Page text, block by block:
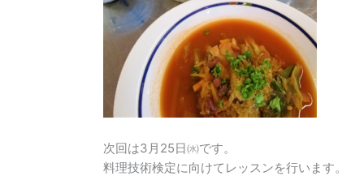
次回は3月25日㈬です。
料理技術検定に向けてレッスンを行います。